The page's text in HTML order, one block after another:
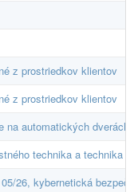
z prostriedkov klientov
z prostriedkov klientov
na automatických dverách
technika a technika
26, kybernetická